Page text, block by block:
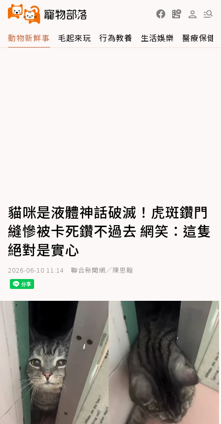
動物新鮮事 毛起來玩 行為教養 生活娛樂 醫療保健
貓咪是液體神話破滅！虎斑鑽門
縫慘被卡死鑽不過去 網笑：這隻
絕對是實心
2026-06-10 11:14 聯合新聞網／陳思翰